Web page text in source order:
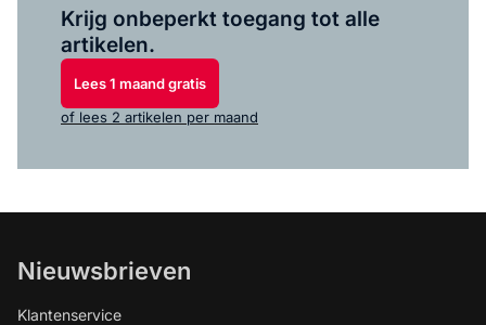
Krijg onbeperkt toegang tot alle
artikelen.
Lees 1 maand gratis
of lees 2 artikelen per maand
Nieuwsbrieven
Klantenservice